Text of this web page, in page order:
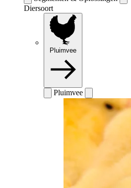
Diersoort
Pluimvee
Pluimvee